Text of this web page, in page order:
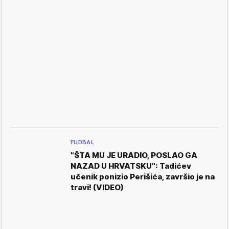
FUDBAL
"ŠTA MU JE URADIO, POSLAO GA
NAZAD U HRVATSKU": Tadićev
učenik ponizio Perišića, završio je na
travi! (VIDEO)